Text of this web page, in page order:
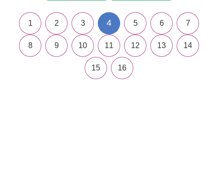
1 2 3 4 5 6 7
8 9 10 11 12 13 14
15 16